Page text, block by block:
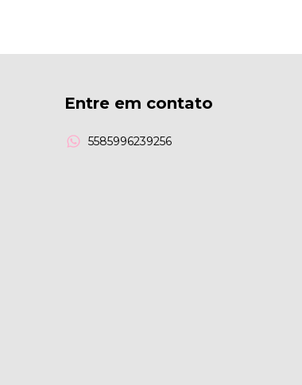
Entre em contato
5585996239256